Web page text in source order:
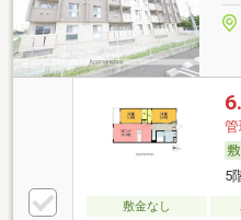
管
5
敷金なし